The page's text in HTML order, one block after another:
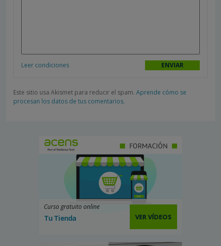
Leer condiciones
Este sitio usa Akismet para reducir el spam. Aprende cómo se
procesan los datos de tus comentarios.
Curso gratuito online
Tu Tienda VER VÍDEOS